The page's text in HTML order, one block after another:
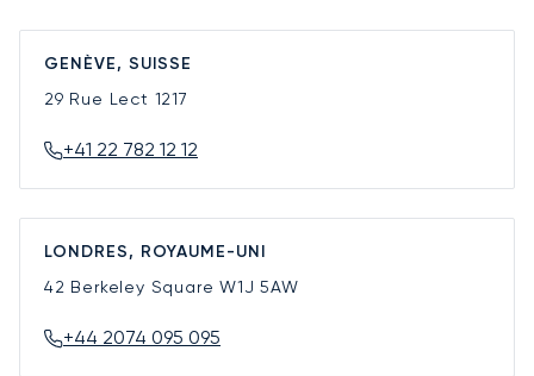
GENÈVE, SUISSE
29 Rue Lect 1217
+41 22 782 12 12
LONDRES, ROYAUME-UNI
42 Berkeley SquareW1J 5AW
+44 2074 095 095